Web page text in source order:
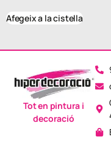
Afegeix a la cistella
Tot en pintura i
decoració